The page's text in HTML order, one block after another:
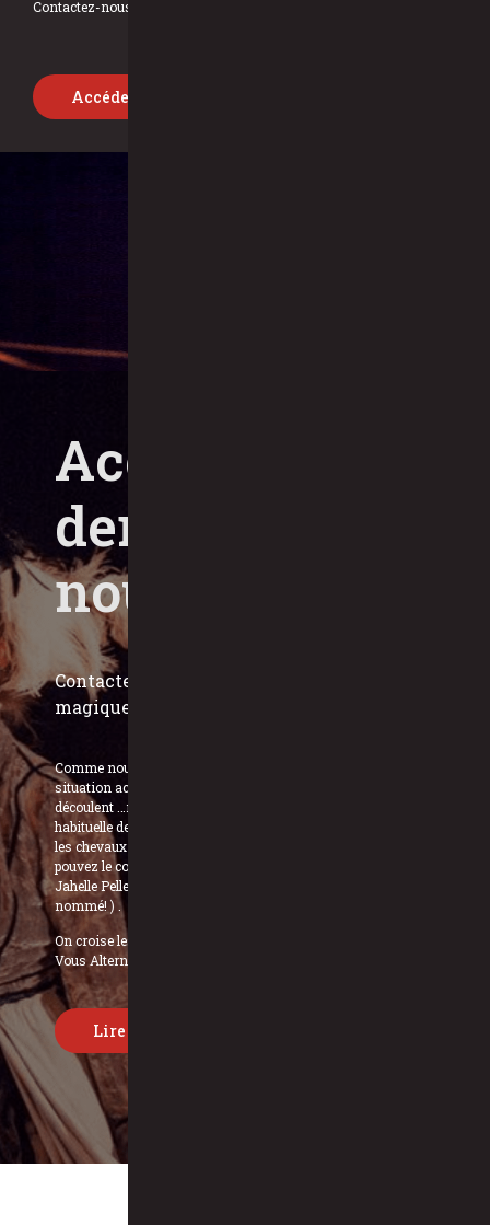
Contactez-nous et nous répondrons à toutes vos questions!
Accéder aux renseignements
Accédez aux
dernières
nouvelles
Contactez-nous pour planifier un moment
magique
Comme nous vous l’avions annoncé précédemment, la
situation actuelle avec la covid-19 et les interdictions qui en
découlent …nous empêche de… vous présenter la saison
habituelle des Rendez-Vous Magiques des Appalaches… Mais
les chevaux ne peuvent rester à rien faire! Comme vous
pouvez le constater, le tir à l’arc à cheval avance bien! Ici,
Jahelle Pelletier et son cheval Canadien Arrow ( le bien
nommé! ) .
On croise les doigts pour pouvoir vous donner des «Rendez-
Vous Alternatifs» à l’automne!
Lire les nouvelles